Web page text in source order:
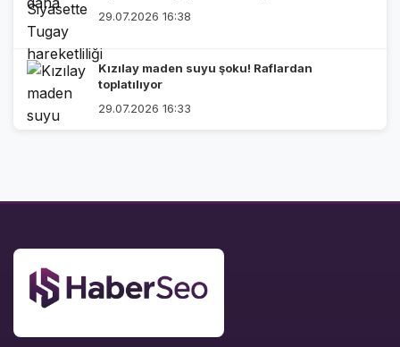
29.07.2026 16:38
Kızılay maden suyu şoku! Raflardan
toplatılıyor
29.07.2026 16:33